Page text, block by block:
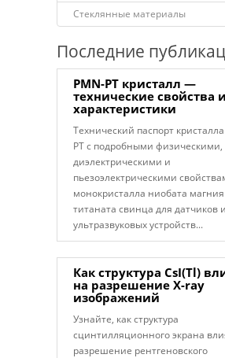
Стеклянные материалы
Последние
PMN-PT кристалл —
технические свойства и
характеристики
Технический паспорт
PT с подробными физическими,
диэлектрическими и
пьезоэлектрическими
монокристалла ниобата
титаната свинца для датчиков и
ультразвуковых устройств...
Как структура CsI(Tl)
на разрешение X-ray
изображений
Узнайте, как структура
сцинтилляционного экрана
разрешение рентгеновского